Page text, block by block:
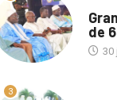
de
30
3